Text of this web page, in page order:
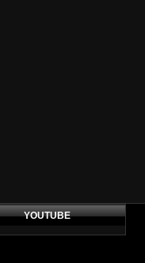
YOUTUBE